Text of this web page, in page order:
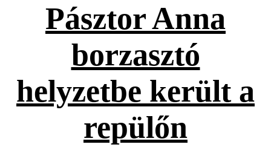
Pásztor Anna
borzasztó
helyzetbe került a
repülőn